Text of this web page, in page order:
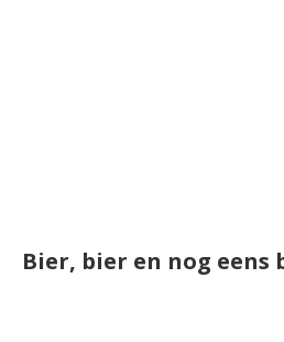
Bier, bier en nog eens